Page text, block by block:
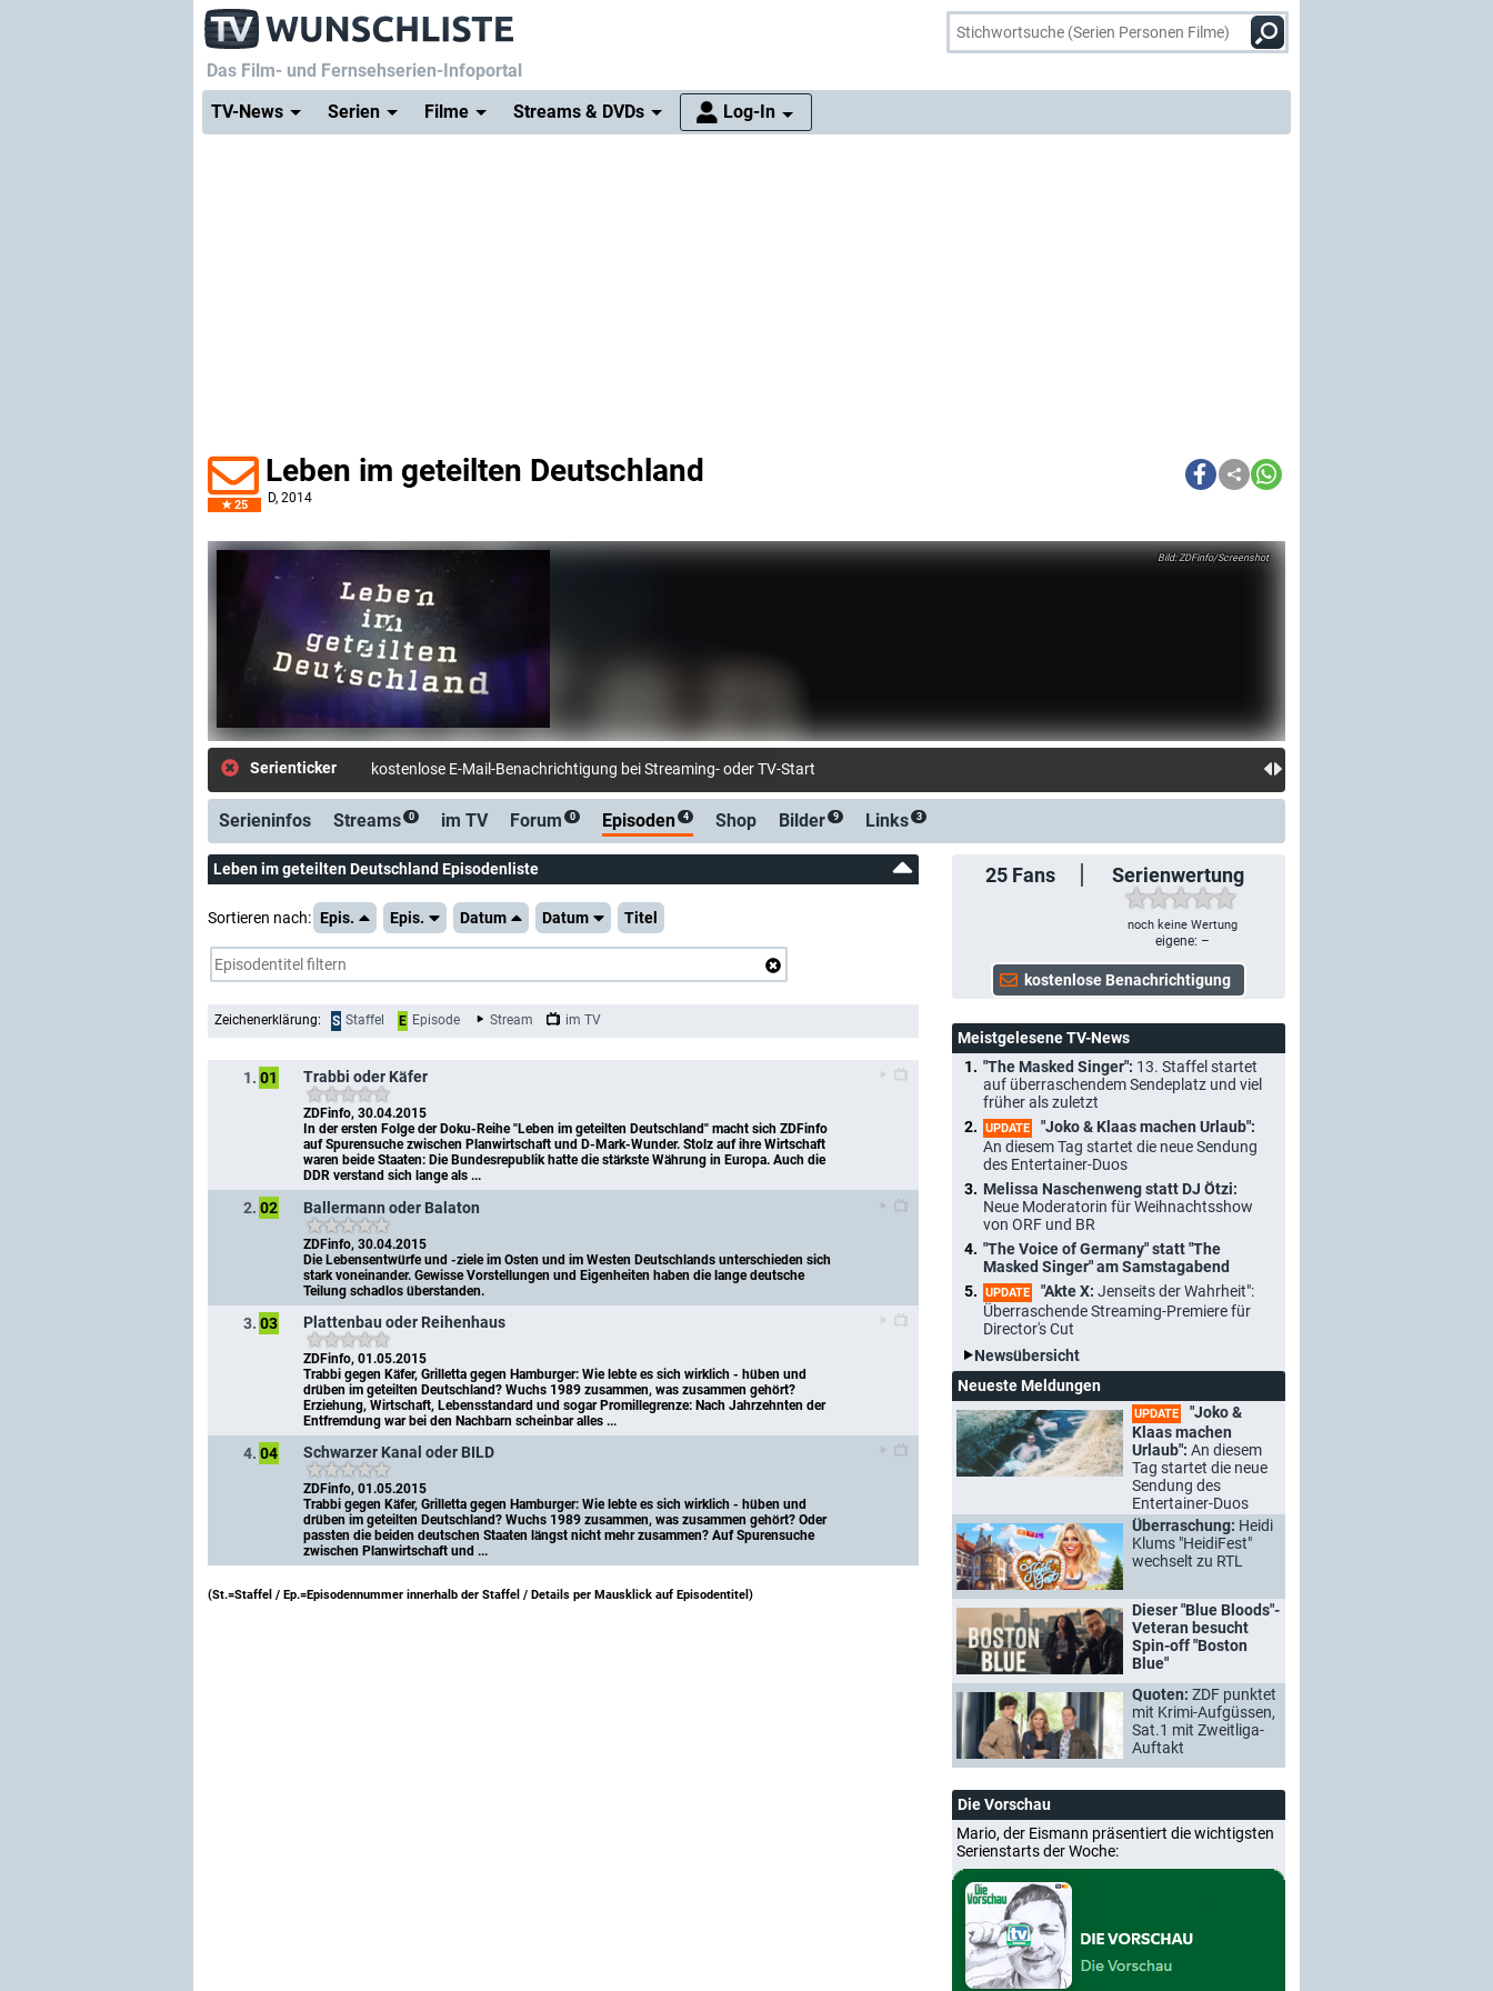
Das Film- und Fernsehserien-Infoportal
TV-News
Serien Filme Streams & DVDs Log-In
25
Leben im geteilten Deutschland
D, 2014
ZDFinfo/Screenshot
Serienticker kostenlose E-Mail-Be
Serieninfos Streams 0 im TV Forum 0 Episoden 4 Shop Bilder 9 Links 3
25 Fans Serienwertung
noch keine Wertung
eigene: –
Leben im geteilten Deutschland Episodenliste
Sortieren nach: Epis. Epis. Datum Datum Titel
Zeichenerklärung: S Staffel E Episode Stream im TV
1. 01 Trabbi oder Käfer
ZDFinfo, 30.04.2015
In der ersten Folge der Doku-Reihe "Leben im geteilten Deutschland" macht sich ZDFinfo
auf Spurensuche zwischen Planwirtschaft und D-Mark-Wunder. Stolz auf ihre Wirtschaft
waren beide Staaten: Die Bundesrepublik hatte die stärkste Währung in Europa. Auch die
DDR verstand sich lange als ...
2. 02 Ballermann oder Balaton
ZDFinfo, 30.04.2015
Die Lebensentwürfe und -ziele im Osten und im Westen Deutschlands unterschieden sich
stark voneinander. Gewisse Vorstellungen und Eigenheiten haben die lange deutsche
Teilung schadlos überstanden.
3. 03 Plattenbau oder Reihenhaus
ZDFinfo, 01.05.2015
Trabbi gegen Käfer, Grilletta gegen Hamburger: Wie lebte es sich wirklich - hüben und
drüben im geteilten Deutschland? Wuchs 1989 zusammen, was zusammen gehört?
Erziehung, Wirtschaft, Lebensstandard und sogar Promillegrenze: Nach Jahrzehnten der
Entfremdung war bei den Nachbarn scheinbar alles ...
4. 04 Schwarzer Kanal oder BILD
ZDFinfo, 01.05.2015
Trabbi gegen Käfer, Grilletta gegen Hamburger: Wie lebte es sich wirklich - hüben und
drüben im geteilten Deutschland? Wuchs 1989 zusammen, was zusammen gehört? Oder
passten die beiden deutschen Staaten längst nicht mehr zusammen? Auf Spurensuche
zwischen Planwirtschaft und ...
(St.=Staffel / Ep.=Episodennummer innerhalb der Staffel / Details per Mausklick auf Episodentitel )
Meistgelesene TV-News
"The Masked Singer": 13. Staffel startet
auf überraschendem Sendeplatz und viel
früher als zuletzt
UPDATE
"Joko & Klaas machen Urlaub":
An diesem Tag startet die neue Sendung
des Entertainer-Duos
Melissa Naschenweng statt DJ Ötzi:
Neue Moderatorin für Weihnachtsshow
von ORF und BR
"The Voice of Germany" statt "The
Masked Singer" am Samstagabend
UPDATE "Akte X: Jenseits der Wahrheit":
Überraschende Streaming-Premiere für
Director's Cut
Newsübersicht
Neueste Meldungen
UPDATE
"Joko &
Klaas machen
Urlaub": An diesem
Tag startet die neue
Sendung des
Entertainer-Duos
Überraschung: Heidi
Klums "HeidiFest"
wechselt zu RTL
Dieser "Blue Bloods"-
Veteran besucht
Spin-off "Boston
Blue"
Quoten: ZDF punktet
mit Krimi-Aufgüssen,
Sat.1 mit Zweitliga-
Auftakt
Die Vorschau
Mario, der Eismann präsentiert die wichtigsten
Serienstarts der Woche: